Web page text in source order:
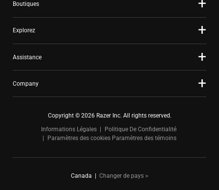
Boutiques
Explorez
Assistance
Company
Copyright © 2026 Razer Inc. All rights reserved.
Informations Légales
Politique De Confidentialité
Paramètres des cookies Paramètres des témoins
Canada Changer de pays >